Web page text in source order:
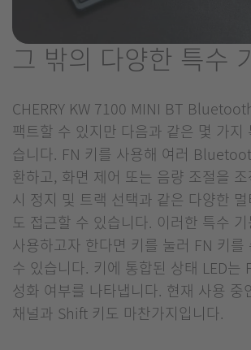
그 밖의 다양한 특수
CHERRY KW 7100 MINI BT
팩트할 수 있지만 다음과 같은 몇 가지
습니다. FN 키를 사용해 여러
환하고, 화면 제어 또는 음량 조절을
시 정지 및 트랙 선택과 같은 다양한
도 접근할 수 있습니다. 이러한 특수
사용하고자 한다면 키를 눌러 FN 키를
수 있습니다. 키에 통합된 상태 LED는
성화 여부를 나타냅니다. 현재 사용
채널과 Shift 키도 마찬가지입니다.